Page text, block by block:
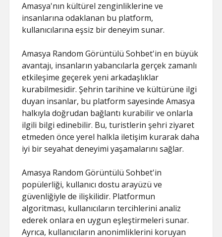
Amasya'nın kültürel zenginliklerine ve
insanlarına odaklanan bu platform,
kullanıcılarına eşsiz bir deneyim sunar.
Amasya Random Görüntülü Sohbet'in en büyük
avantajı, insanların yabancılarla gerçek zamanlı
etkileşime geçerek yeni arkadaşlıklar
kurabilmesidir. Şehrin tarihine ve kültürüne ilgi
duyan insanlar, bu platform sayesinde Amasya
halkıyla doğrudan bağlantı kurabilir ve onlarla
ilgili bilgi edinebilir. Bu, turistlerin şehri ziyaret
etmeden önce yerel halkla iletişim kurarak daha
iyi bir seyahat deneyimi yaşamalarını sağlar.
Amasya Random Görüntülü Sohbet'in
popülerliği, kullanıcı dostu arayüzü ve
güvenliğiyle de ilişkilidir. Platformun
algoritması, kullanıcıların tercihlerini analiz
ederek onlara en uygun eşleştirmeleri sunar.
Ayrıca, kullanıcıların anonimliklerini koruyan